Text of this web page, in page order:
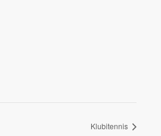
Klubitennis